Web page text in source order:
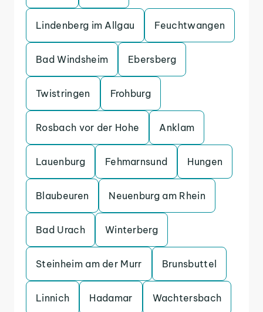
Lindenberg im Allgau Feuchtwangen
Bad Windsheim Ebersberg
Twistringen Frohburg
Rosbach vor der Hohe Anklam
Lauenburg Fehmarnsund Hungen
Blaubeuren Neuenburg am Rhein
Bad Urach Winterberg
Steinheim am der Murr Brunsbuttel
Linnich Hadamar Wachtersbach